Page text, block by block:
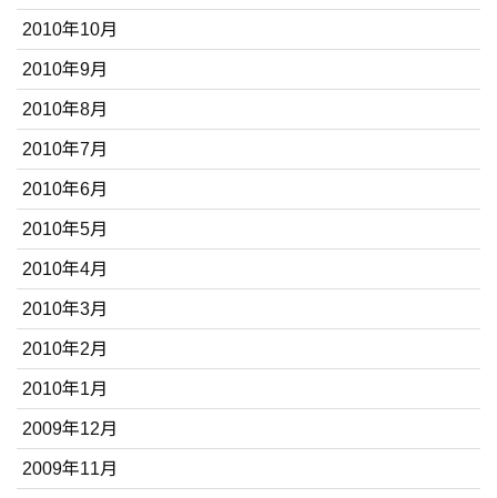
2010年10月
2010年9月
2010年8月
2010年7月
2010年6月
2010年5月
2010年4月
2010年3月
2010年2月
2010年1月
2009年12月
2009年11月